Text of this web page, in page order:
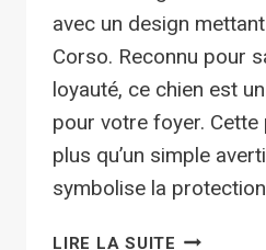
avec un design
Corso. Reconnu pour
loyauté, ce chien est
pour votre foyer. Cette
plus qu’un simple
symbolise la
LIRE LA SUITE PLAQUE